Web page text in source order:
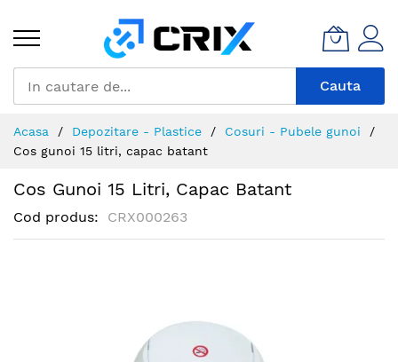
Continut
Cauta
Acasa Depozitare - Plastice
Cosuri - Pubele gunoi
Cos gunoi 15 litri, capac batant
Cos Gunoi 15 Litri, Capac Batant
Cod produs CRX000263